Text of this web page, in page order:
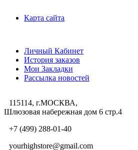
Карта сайта
Личный Кабинет
История заказов
Мои Закладки
Рассылка новостей
115114, г.МОСКВА,
Шлюзовая набережная дом 6 стр.4
+7 (499) 288-01-40
yourhighstore@gmail.com